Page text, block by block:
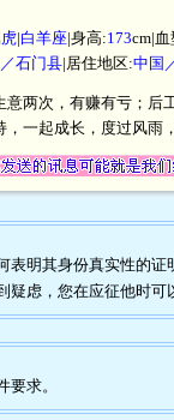
虎|白羊座|身高:173cm|血
石门县|居住地区:中国
两次，有赚有亏；
一起成长，度过风雨
明其身份真实性的证
虑，您在应征他时可
求。